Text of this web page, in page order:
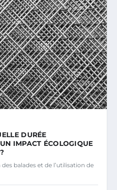
DURÉE
IMPACT ÉCOLOGIQUE
balades et de l’utilisation de